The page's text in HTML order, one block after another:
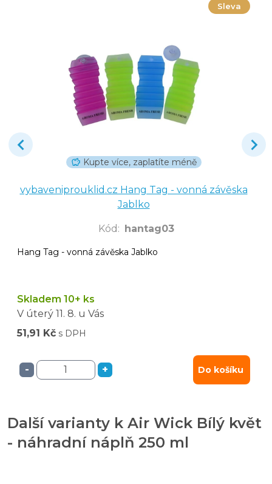
Sleva
Kupte více, zaplatíte méně
vybaveniprouklid.cz Hang Tag - vonná závěska
Jablko
Kód : hantag03
Hang Tag - vonná závěska Jablko
Skladem 10+ ks
V úterý 11. 8. u Vás
51,91 Kč s DPH
- + Do košíku
Další varianty k Air Wick Bílý květ
- náhradní náplň 250 ml